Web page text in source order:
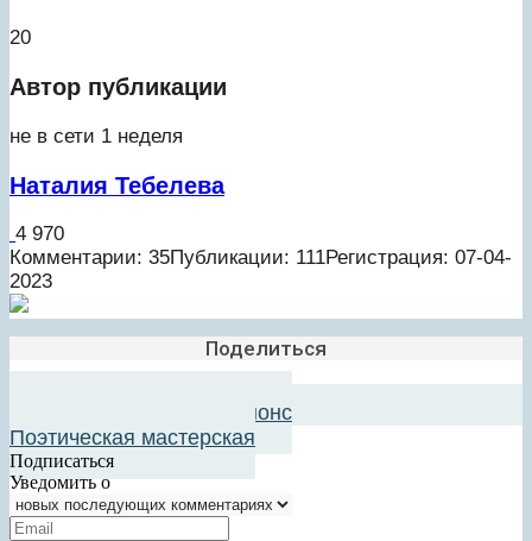
20
Автор публикации
не в сети 1 неделя
Наталия Тебелева
4 970
Комментарии: 35Публикации: 111Регистрация: 07-04-
2023
Поделиться
Добавить в авторский анонс
Поэтическая мастерская
Подписаться
Уведомить о